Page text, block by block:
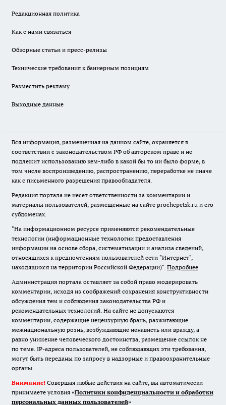
Редакционная политика
Как с нами связаться
Обзорные статьи и пресс-релизы
Технические требования к баннерным позициям
Разместить рекламу
Выходные данные
Вся информация, размещенная на данном сайте, охраняется в
соответствии с законодательством РФ об авторском праве и не
подлежит использованию кем-либо в какой бы то ни было форме, в
том числе воспроизведению, распространению, переработке не иначе
как с письменного разрешения правообладателя.
Редакция портала не несет ответственности за комментарии и
материалы пользователей, размещенные на сайте prochepetsk.ru и его
субдоменах.
"На информационном ресурсе применяются рекомендательные
технологии (информационные технологии предоставления
информации на основе сбора, систематизации и анализа сведений,
относящихся к предпочтениям пользователей сети "Интернет",
находящихся на территории Российской Федерации)". Подробнее
Администрация портала оставляет за собой право модерировать
комментарии, исходя из соображений сохранения конструктивности
обсуждения тем и соблюдения законодательства РФ и
рекомендательных технологий. На сайте не допускаются
комментарии, содержащие нецензурную брань, разжигающие
межнациональную рознь, возбуждающие ненависть или вражду, а
равно унижение человеческого достоинства, размещение ссылок не
по теме. IP-адреса пользователей, не соблюдающих эти требования,
могут быть переданы по запросу в надзорные и правоохранительные
органы.
Внимание! Совершая любые действия на сайте, вы автоматически
принимаете условия «Политики конфиденциальности и обработки
персональных данных пользователей»